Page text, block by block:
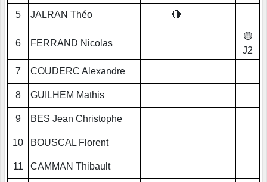
5 JALRAN Théo 🔴
6 FERRAND Nicolas
🟡
J2
7 COUDERC Alexandre
8 GUILHEM Mathis
9 BES Jean Christophe
10 BOUSCAL Florent
11 CAMMAN Thibault